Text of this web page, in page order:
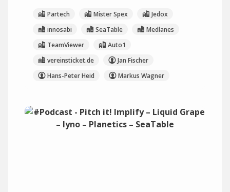
Partech Mister Spex
Jedox
innosabi
SeaTable
Medlanes
TeamViewer
Auto1
vereinsticket.de
Jan Fischer
Hans-Peter Heid
Markus Wagner